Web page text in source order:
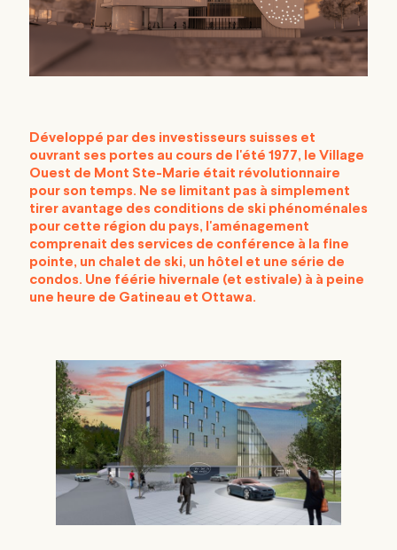
Développé par des investisseurs suisses et
ouvrant ses portes au cours de l'été 1977, le Village
Ouest de Mont Ste-Marie était révolutionnaire
pour son temps. Ne se limitant pas à simplement
tirer avantage des conditions de ski phénoménales
pour cette région du pays, l'aménagement
comprenait des services de conférence à la fine
pointe, un chalet de ski, un hôtel et une série de
condos. Une féérie hivernale (et estivale) à à peine
une heure de Gatineau et Ottawa.